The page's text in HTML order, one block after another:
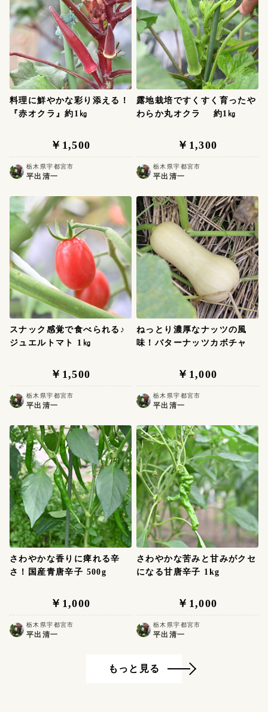
野外活動を通じ、子どもたちに土や自然と触れ合う楽
しさを伝えてきた。 「今でも忘れられない」と語って
くれた失敗も乗り越え、試行錯誤を繰り返しながら、
平出さんは今日も汗を流す。
料理に鮮やかな彩り添える！
『赤オクラ』約1㎏
￥1,500
栃木県宇都宮市
平出清一
露地栽培ですくすく育ったや
わらか丸オクラ 約1㎏
￥1,300
栃木県宇都宮市
平出清一
スナック感覚で食べられる♪
ジュエルトマト 1㎏
￥1,500
栃木県宇都宮市
平出清一
ねっとり濃厚なナッツの風
味！バターナッツカボチャ
￥1,000
栃木県宇都宮市
平出清一
さわやかな香りに痺れる辛
さ！国産青唐辛子 500g
￥1,000
栃木県宇都宮市
平出清一
さわやかな苦みと甘みがクセ
になる甘唐辛子 1kg
￥1,000
栃木県宇都宮市
平出清一
もっと見る